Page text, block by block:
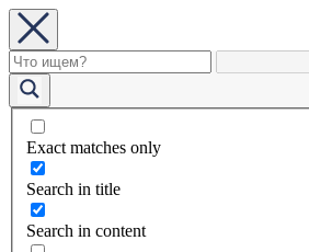
Exact matches only
Search in title
Search in content